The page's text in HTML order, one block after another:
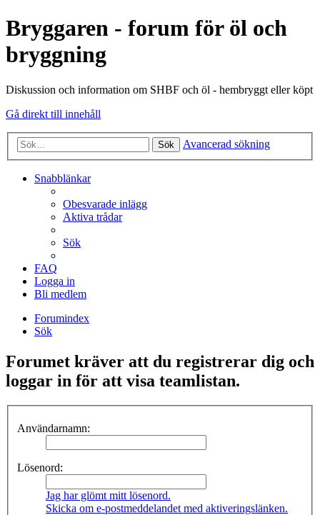
Bryggaren - forum för öl och
bryggning
Diskussion och information om SHBF och öl - hembryggt eller köpt
Gå direkt till innehåll
Sök Avancerad sökning
Snabblänkar
Obesvarade inlägg
Aktiva trådar
Sök
FAQ
Logga in
Bli medlem
Forumindex
Sök
Forumet kräver att du registrerar dig och
loggar in för att visa teamlistan.
Användarnamn:
Lösenord:
Jag har glömt mitt lösenord.
Skicka om e-postmeddelandet med aktiveringslänken.